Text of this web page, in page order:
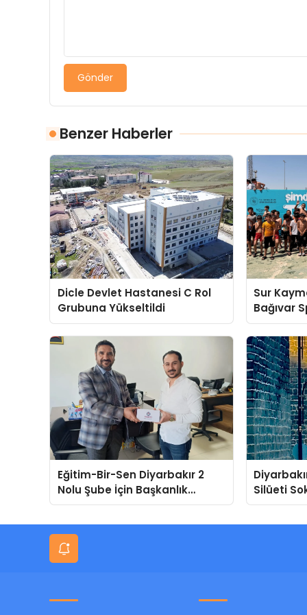
Gönder
Benzer Haberler
Dicle Devlet Hastanesi C Rol
Grubuna Yükseltildi
Sur
Bağıvar
Genç
Eğitim-Bir-Sen Diyarbakır 2
Nolu Şube İçin Başkanlık
Adaylığı Duyuruldu
Silüeti
Ardında